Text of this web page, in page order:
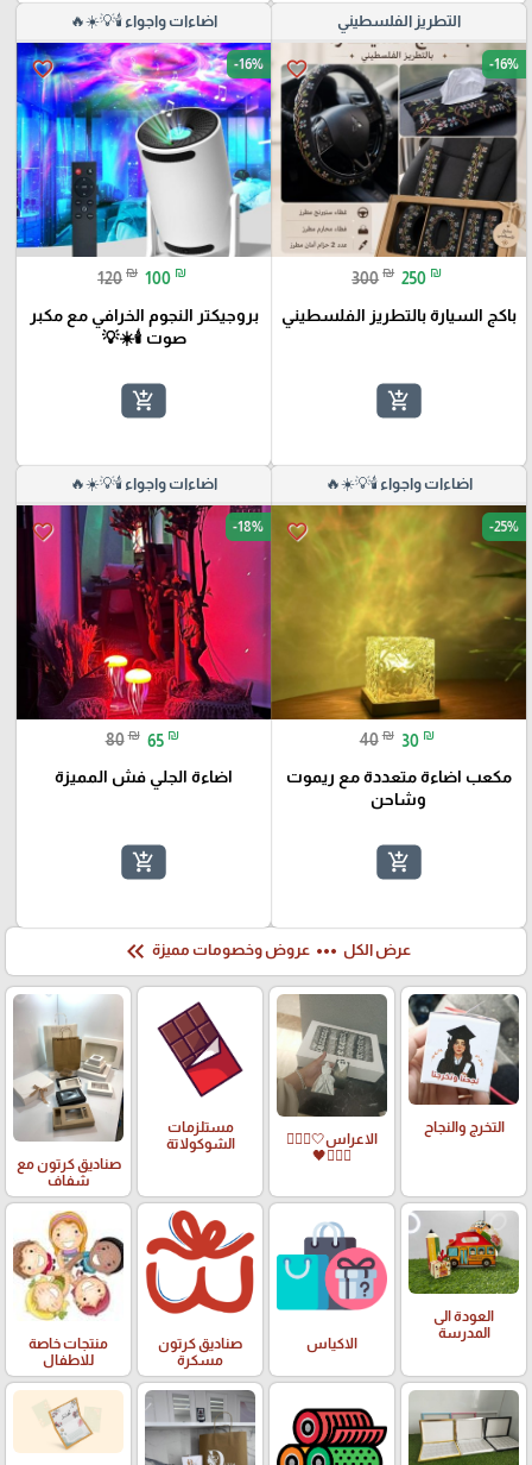
التطريز الفلسطيني
favorite_border -16%
300 ₪ 250 ₪
باكج السيارة بالتطريز الفلسطيني
add_shopping_cart
اضاءات واجواء 🕯️💡☀️🔥
favorite_border -16%
120 ₪ 100 ₪
بروجيكتر النجوم الخرافي مع مكبر
صوت 🕯️☀️💡
add_shopping_cart
اضاءات واجواء 🕯️💡☀️🔥
favorite_border -25%
40 ₪ 30 ₪
مكعب اضاءة متعددة مع ريموت
وشاحن
add_shopping_cart
اضاءات واجواء 🕯️💡☀️🔥
favorite_border -18%
80 ₪ 65 ₪
اضاءة الجلي فش المميزة
add_shopping_cart
عرض الكل more_horiz عروض وخصومات مميزة keyboard_double_arrow_left
التخرج والنجاح
الاعراس🤍🤵🏻‍♀️
👰🏻‍♀️🖤
مستلزمات
الشوكولاتة
صناديق كرتون مع
شفاف
العودة الى
المدرسة
الاكياس
صناديق كرتون
مسكرة
منتجات خاصة
للاطفال